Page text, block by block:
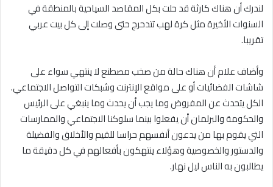
لندرك أن هناك كارثة قد حلت بكل المقاصد السياحية بالمنطقة في
السنوات الأخيرة مثل كرة لهب تتدحرج حتى وصلت إلى كل بيت عربي
تقريبا.
وأضاف علام أن هناك حالة من صخب مصطنع لا ينتهي سواء على
شاشات الفضائيات أو على مواقع الإنترنت وشبكات التواصل الاجتماعي.
الكل يتحدث عن المفروض وما يجب أن يحدث وما ينبغي على الرئيس
والحكومة والبرلمان أن يفعلوا بينما سلوكنا الاجتماعي والممارسات
التي يقوم بها من يدعون أنفسهم حراسا للقيم والأخلاق والفضيلة
والدستور والخصوصية وهؤلاء ينتهكون بأفعالهم في كل دقيقة ما
يطالبون به الناس ليل نهار.